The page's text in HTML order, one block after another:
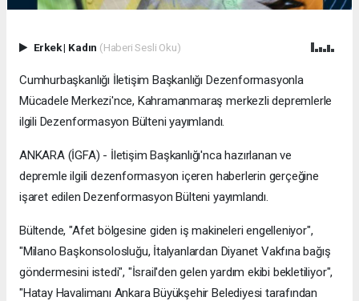
Erkek| Kadın (Haberi Sesli Oku)
Cumhurbaşkanlığı İletişim Başkanlığı Dezenformasyonla
Mücadele Merkezi'nce, Kahramanmaraş merkezli depremlerle
ilgili Dezenformasyon Bülteni yayımlandı.
ANKARA (İGFA) - İletişim Başkanlığı'nca hazırlanan ve
depremle ilgili dezenformasyon içeren haberlerin gerçeğine
işaret edilen Dezenformasyon Bülteni yayımlandı.
Bültende, "Afet bölgesine giden iş makineleri engelleniyor",
"Milano Başkonsolosluğu, İtalyanlardan Diyanet Vakfına bağış
göndermesini istedi", "İsrail'den gelen yardım ekibi bekletiliyor",
"Hatay Havalimanı Ankara Büyükşehir Belediyesi tarafından